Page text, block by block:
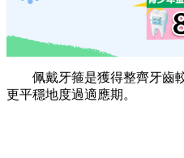
佩戴牙箍是獲得整齊牙齒較
更平穩地度過適應期。